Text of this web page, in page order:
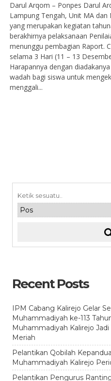
Darul Arqom – Ponpes Darul
Lampung Tengah, Unit MA
yang merupakan kegiatan
berakhirnya pelaksanaan
menunggu pembagian Raport.
selama 3 Hari (11 – 13
Harapannya dengan
wadah bagi siswa untuk
menggali...
Recent Posts
IPM Cabang Kalirejo Gelar
Muhammadiyah ke-113
Muhammadiyah Kalirejo
Meriah
Pelantikan Qobilah
Muhammadiyah Kalirejo
Pelantikan Pengurus